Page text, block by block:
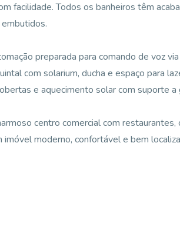
facilidade. Todos os banheiros têm
preparada para comando de voz
com solarium, ducha e espaço para
e aquecimento solar com suporte a
centro comercial com restaurantes,
moderno, confortável e bem